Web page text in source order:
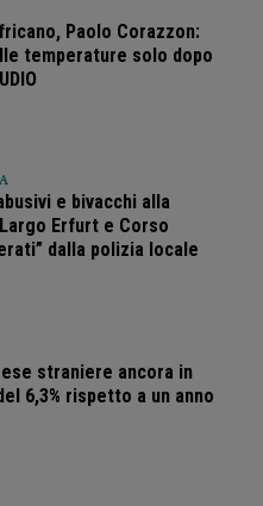
Paolo Corazzon:
temperature solo dopo
e bivacchi alla
Erfurt e Corso
dalla polizia locale
straniere ancora in
6,3% rispetto a un anno